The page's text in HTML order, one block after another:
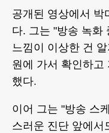
공개된 영상에서 박
다. 그는 "방송 녹화
느낌이 이상한 건
원에 가서 확인하고
했다.
이어 그는 "방송 스
스러운 진단 앞에서